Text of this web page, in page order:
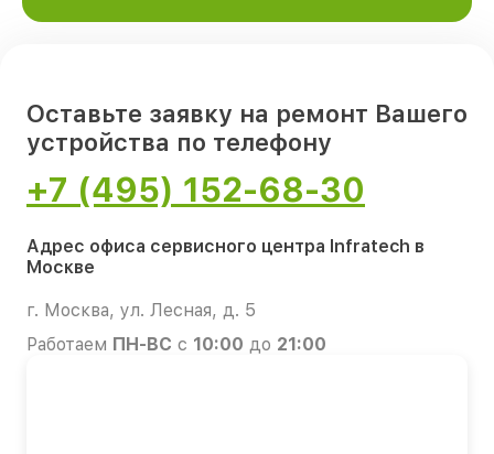
Оставьте заявку на ремонт Вашего
устройства по телефону
+7 (495) 152-68-30
Адрес офиса сервисного центра Infratech в
Москве
г. Москва, ул. Лесная, д. 5
Работаем ПН-ВС с 10:00 до 21:00